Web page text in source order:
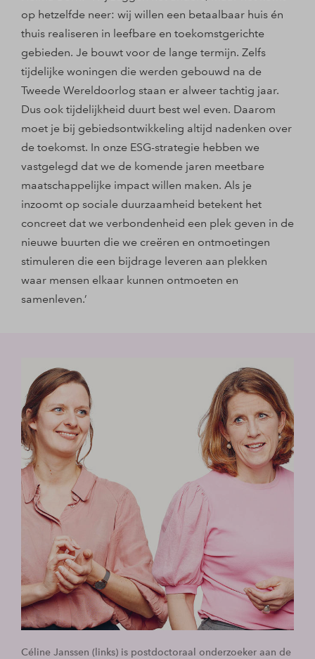
op hetzelfde neer: wij willen een betaalbaar huis én
thuis realiseren in leefbare en toekomstgerichte
gebieden. Je bouwt voor de lange termijn. Zelfs
tijdelijke woningen die werden gebouwd na de
Tweede Wereldoorlog staan er alweer tachtig jaar.
Dus ook tijdelijkheid duurt best wel even. Daarom
moet je bij gebiedsontwikkeling altijd nadenken over
de toekomst. In onze ESG-strategie hebben we
vastgelegd dat we de komende jaren meetbare
maatschappelijke impact willen maken. Als je
inzoomt op sociale duurzaamheid betekent het
concreet dat we verbondenheid een plek geven in de
nieuwe buurten die we creëren en ontmoetingen
stimuleren die een bijdrage leveren aan plekken
waar mensen elkaar kunnen ontmoeten en
samenleven.’
Céline Janssen (links) is postdoctoraal onderzoeker aan de